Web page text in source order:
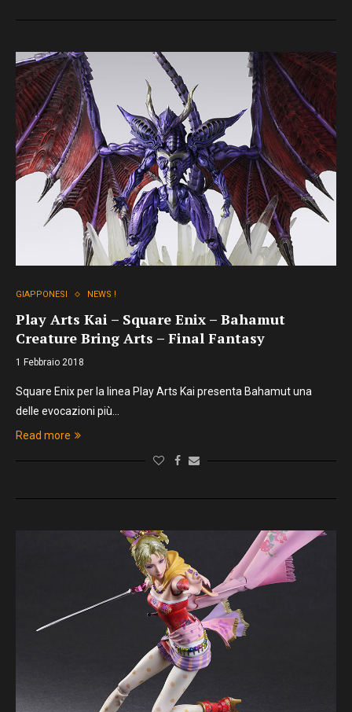
GIAPPONESI NEWS !
Play Arts Kai – Square Enix – Bahamut
Creature Bring Arts – Final Fantasy
1 Febbraio 2018
Square Enix per la linea Play Arts Kai presenta Bahamut una
delle evocazioni più…
Read more